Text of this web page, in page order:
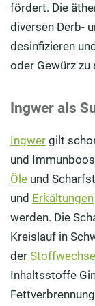
fördert. Die
diversen Derb-
desinfizieren
oder Gewürz zu
Ingwer als
Ingwer gilt
und
Öle und
und Erkältungen
werden. Die
Kreislauf in
der Stoffwechsel
Inhaltsstoffe